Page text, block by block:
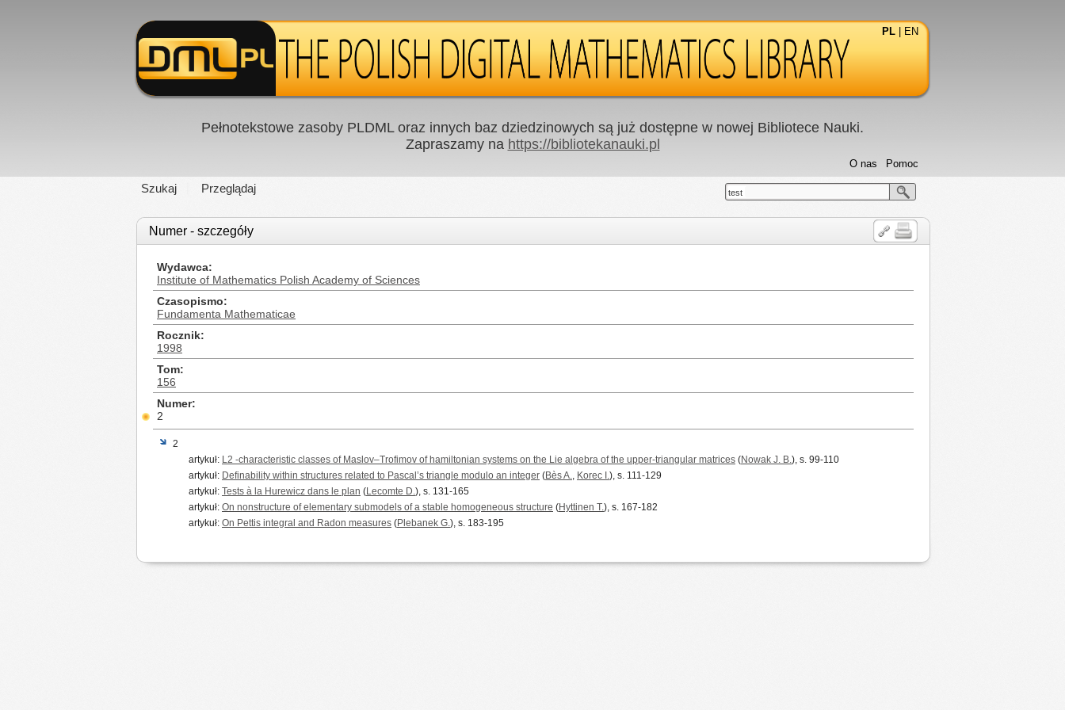
PL EN
Pełnotekstowe zasoby PLDML oraz innych baz dziedzinowych są już dostępne w nowej Bibliotece Nauki.
Zapraszamy na https://bibliotekanauki.pl
Szukaj Przeglądaj
Pomoc
O nas
test
Numer - szczegóły
Wydawca
Institute of Mathematics Polish Academy of Sciences
Czasopismo
Fundamenta Mathematicae
Rocznik
1998
Tom
156
Numer
2
2
artykuł: L2 -characteristic classes of Maslov–Trofimov of hamiltonian systems on the Lie algebra of the upper-triangular matrices (Nowak J. B.), s. 99-110
artykuł: Definability within structures related to Pascal’s triangle modulo an integer (Bès A., Korec I.), s. 111-129
artykuł: Tests à la Hurewicz dans le plan (Lecomte D.), s. 131-165
artykuł: On nonstructure of elementary submodels of a stable homogeneous structure (Hyttinen T.), s. 167-182
artykuł: On Pettis integral and Radon measures (Plebanek G.), s. 183-195